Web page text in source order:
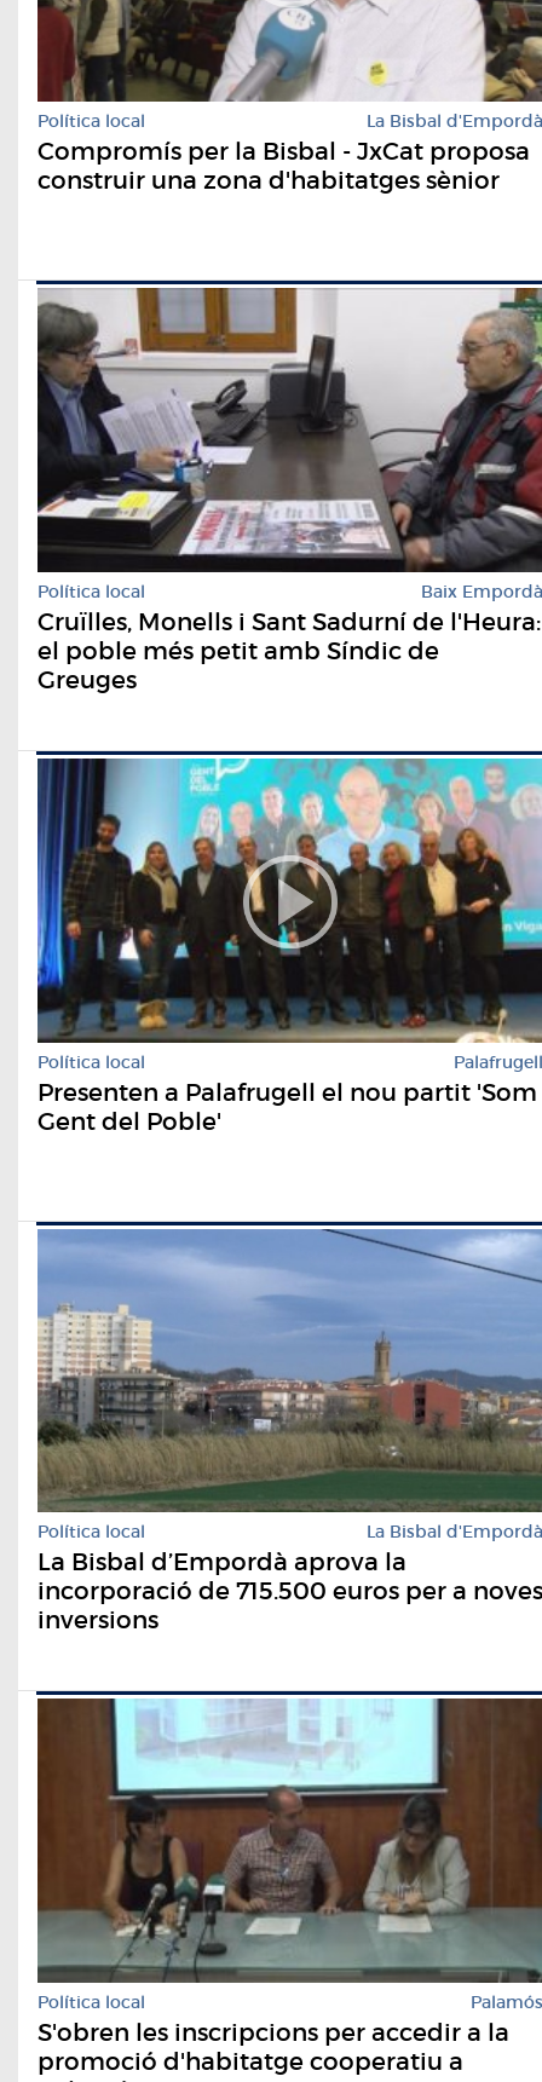
Política local La Bisbal d'Empordà
Compromís per la Bisbal - JxCat proposa
construir una zona d'habitatges sènior
Política local Baix Empordà
Cruïlles, Monells i Sant Sadurní de l'Heura:
el poble més petit amb Síndic de
Greuges
Política local Palafrugell
Presenten a Palafrugell el nou partit 'Som
Gent del Poble'
Política local La Bisbal d'Empordà
La Bisbal d’Empordà aprova la
incorporació de 715.500 euros per a noves
inversions
Política local Palamós
S'obren les inscripcions per accedir a la
promoció d'habitatge cooperatiu a